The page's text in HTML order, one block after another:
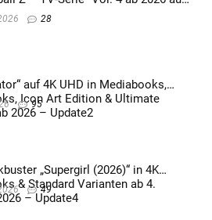
28
auf 4K UHD in Mediabooks,
Icon Art Edition & Ultimate
2026 – Update2
95
„Supergirl (2026)“ in 4K
& Standard Varianten ab 4.
– Update4
49